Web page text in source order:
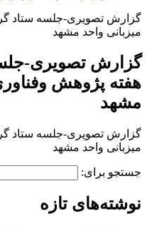
گزارش تصویری-جلسه ستاد
میزبانی واحد مشهد
گزارش تصویری-
هفته پژوهش
مشهد
گزارش تصویری-جلسه ستاد
میزبانی واحد مشهد
جستجو برای:
نوشته‌های تازه